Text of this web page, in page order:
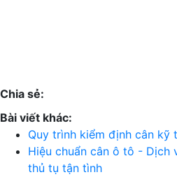
Chia sẻ:
Bài viết khác:
Quy trình kiểm định cân kỹ
Hiệu chuẩn cân ô tô - Dịch
thủ tụ tận tình